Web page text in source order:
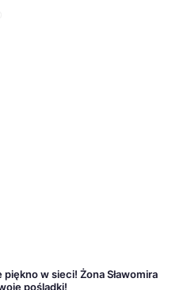
piękno w sieci! Żona Sławomira
pośladki!